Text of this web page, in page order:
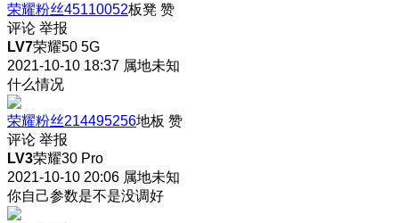
荣耀粉丝45110052板凳 赞
评论 举报
LV7荣耀50 5G
2021-10-10 18:37 属地未知
什么情况
荣耀粉丝214495256地板 赞
评论 举报
LV3荣耀30 Pro
2021-10-10 20:06 属地未知
你自己参数是不是没调好